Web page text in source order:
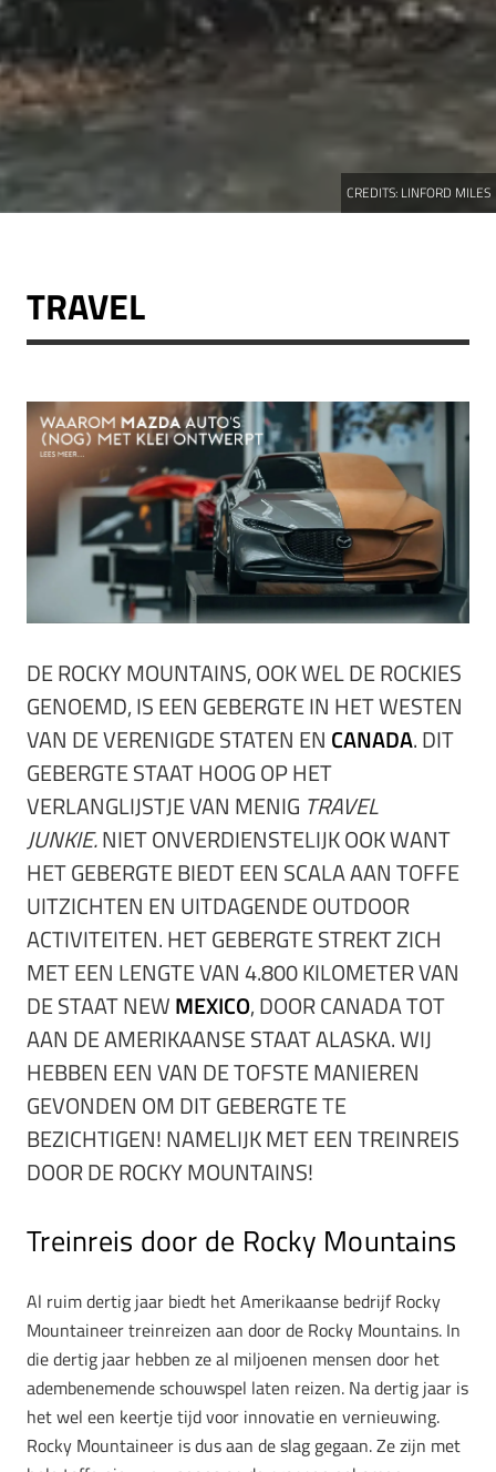
CREDITS: LINFORD MILES
TRAVEL
DE ROCKY MOUNTAINS, OOK WEL DE ROCKIES
GENOEMD, IS EEN GEBERGTE IN HET WESTEN
VAN DE VERENIGDE STATEN EN CANADA. DIT
GEBERGTE STAAT HOOG OP HET
VERLANGLIJSTJE VAN MENIG TRAVEL
JUNKIE.NIET ONVERDIENSTELIJK OOK WANT
HET GEBERGTE BIEDT EEN SCALA AAN TOFFE
UITZICHTEN EN UITDAGENDE OUTDOOR
ACTIVITEITEN. HET GEBERGTE STREKT ZICH
MET EEN LENGTE VAN 4.800 KILOMETER VAN
DE STAAT NEWMEXICO, DOOR CANADA TOT
AAN DE AMERIKAANSE STAAT ALASKA. WIJ
HEBBEN EEN VAN DE TOFSTE MANIEREN
GEVONDEN OM DIT GEBERGTE TE
BEZICHTIGEN! NAMELIJK MET EEN TREINREIS
DOOR DE ROCKY MOUNTAINS!
Treinreis door de Rocky Mountains
Al ruim dertig jaar biedt het Amerikaanse bedrijf Rocky
Mountaineer treinreizen aan door de Rocky Mountains. In
die dertig jaar hebben ze al miljoenen mensen door het
adembenemende schouwspel laten reizen. Na dertig jaar is
het wel een keertje tijd voor innovatie en vernieuwing.
Rocky Mountaineer is dus aan de slag gegaan. Ze zijn met